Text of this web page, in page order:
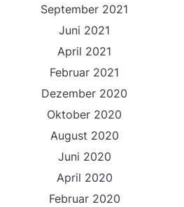
September 2021
Juni 2021
April 2021
Februar 2021
Dezember 2020
Oktober 2020
August 2020
Juni 2020
April 2020
Februar 2020